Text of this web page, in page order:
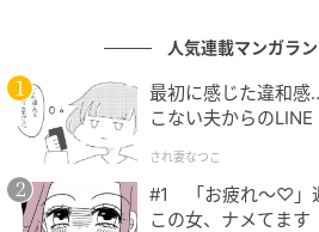
人気連載マンガラ
最初に感じた違和
こない夫からのLINE
され妻なつこ
#1 「お疲れ〜♡」
この女、ナメてます